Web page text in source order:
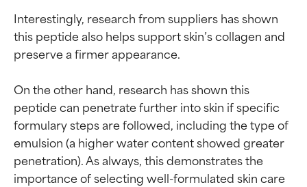
Interestingly, research from suppliers has shown
this peptide also helps support skin’s collagen and
preserve a firmer appearance.
On the other hand, research has shown this
peptide can penetrate further into skin if specific
formulary steps are followed, including the type of
emulsion (a higher water content showed greater
penetration). As always, this demonstrates the
importance of selecting well-formulated skin care